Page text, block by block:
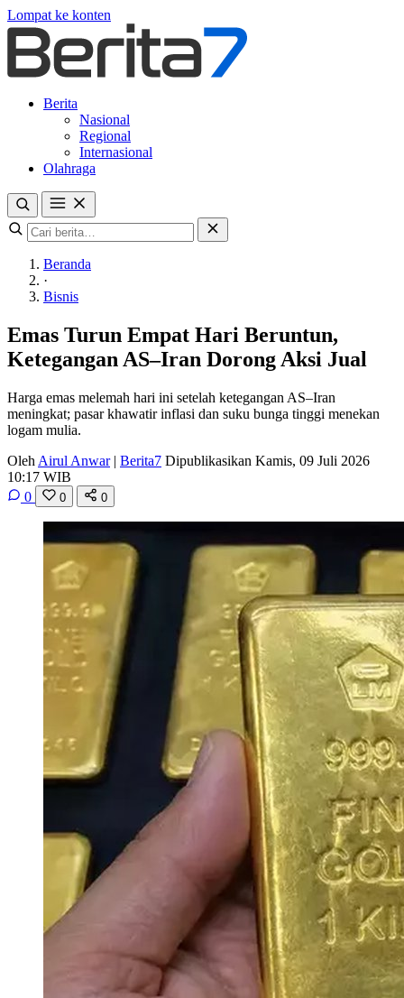
Lompat ke konten
Berita
Nasional
Regional
Internasional
Olahraga
Beranda
·
Bisnis
Emas Turun Empat Hari Beruntun,
Ketegangan AS–Iran Dorong Aksi Jual
Harga emas melemah hari ini setelah ketegangan AS–Iran
meningkat; pasar khawatir inflasi dan suku bunga tinggi menekan
logam mulia.
Oleh Airul Anwar | Berita7 Dipublikasikan Kamis, 09 Juli 2026
10:17 WIB
0
0 0